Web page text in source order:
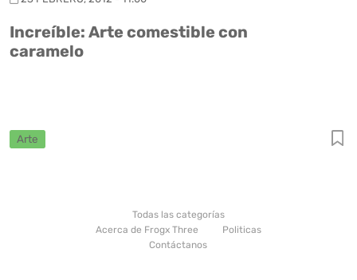
Increíble: Arte comestible con
caramelo
Arte
Todas las categorías
Acerca de Frogx Three
Politicas
Contáctanos